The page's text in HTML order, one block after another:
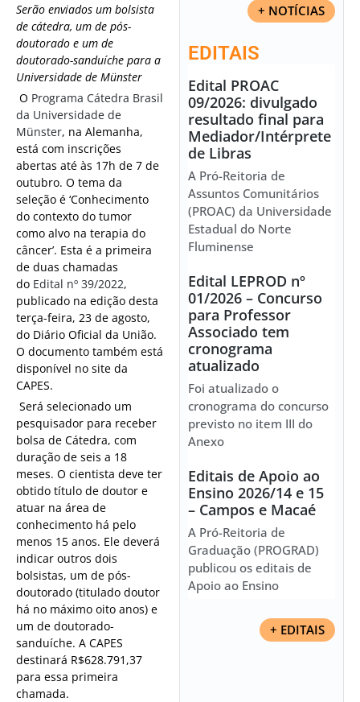
Serão enviados um bolsista
de cátedra, um de pós-
doutorado e um de
doutorado-sanduíche para a
Universidade de Münster
O Programa Cátedra Brasil
da Universidade de
Münster, na Alemanha,
está com inscrições
abertas até às 17h de 7 de
outubro. O tema da
seleção é ‘Conhecimento
do contexto do tumor
como alvo na terapia do
câncer’. Esta é a primeira
de duas chamadas
do Edital nº 39/2022,
publicado na edição desta
terça-feira, 23 de agosto,
do Diário Oficial da União.
O documento também está
disponível no site da
CAPES.
Será selecionado um
pesquisador para receber
bolsa de Cátedra, com
duração de seis a 18
meses. O cientista deve ter
obtido título de doutor e
atuar na área de
conhecimento há pelo
menos 15 anos. Ele deverá
indicar outros dois
bolsistas, um de pós-
doutorado (titulado doutor
há no máximo oito anos) e
um de doutorado-
sanduíche. A CAPES
destinará R$628.791,37
para essa primeira
chamada.
+ NOTÍCIAS
EDITAIS
Edital PROAC
09/2026: divulgado
resultado final para
Mediador/Intérprete
de Libras
A Pró-Reitoria de
Assuntos Comunitários
(PROAC) da Universidade
Estadual do Norte
Fluminense
Edital LEPROD nº
01/2026 – Concurso
para Professor
Associado tem
cronograma
atualizado
Foi atualizado o
cronograma do concurso
previsto no item III do
Anexo
Editais de Apoio ao
Ensino 2026/14 e 15
– Campos e Macaé
A Pró-Reitoria de
Graduação (PROGRAD)
publicou os editais de
Apoio ao Ensino
+ EDITAIS